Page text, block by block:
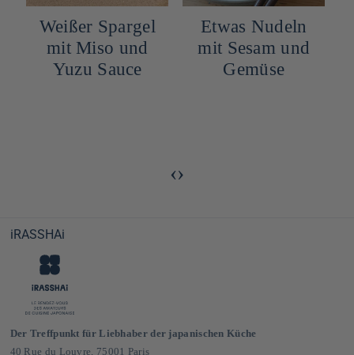
Weißer Spargel
mit Miso und
Yuzu Sauce
Etwas Nudeln
mit Sesam und
Gemüse
‹›
iRASSHAi
Der Treffpunkt für Liebhaber der japanischen Küche
40 Rue du Louvre, 75001 Paris